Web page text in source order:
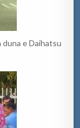
duna e Daihatsu